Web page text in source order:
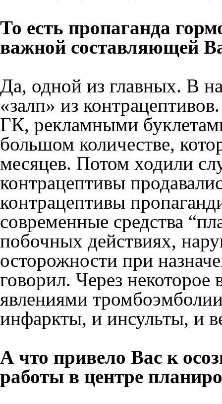
То есть пропаганда
важной составляющей
Да, одной из главных. В
«залп» из
ГК, рекламными
большом количестве,
месяцев. Потом ходили
контрацептивы
контрацептивы
современные средства
побочных действиях,
осторожности при
говорил. Через
явлениями
инфаркты, и инсульты, и
А что привело Вас к
работы в центре